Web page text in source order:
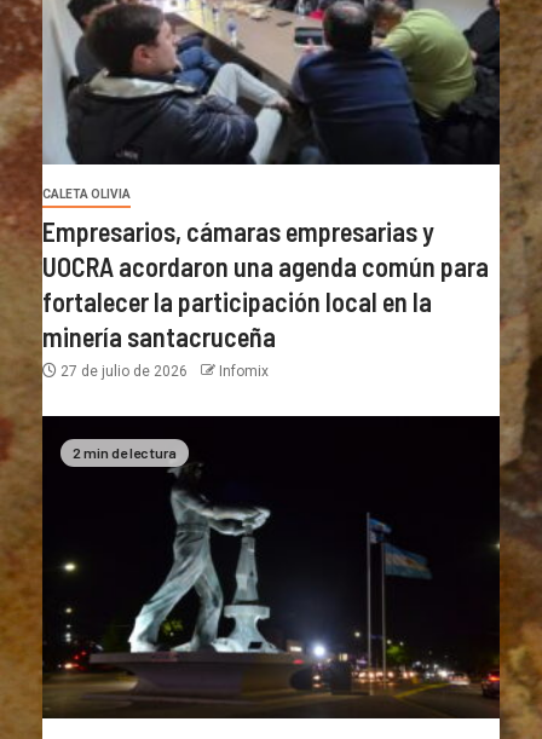
CALETA OLIVIA
Empresarios, cámaras empresarias y
UOCRA acordaron una agenda común para
fortalecer la participación local en la
minería santacruceña
27 de julio de 2026 Infomix
2 min de lectura